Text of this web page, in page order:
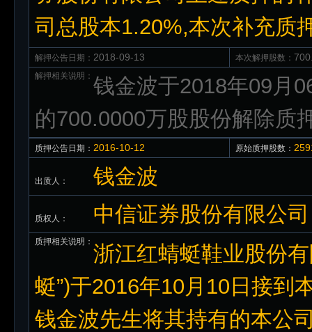
司总股本1.20%,本次补充质
解押公告日期： 2018-09-13 本次解押股数：
解押相关说明： 钱金波于2018年09月
的700.0000万股股份解除质
质押公告日期： 2016-10-12 原始质押股数：
出质人： 钱金波
质权人： 中信证券股份有限公司
质押相关说明： 浙江红蜻蜓鞋业股份
蜓”)于2016年10月10日接到
钱金波先生将其持有的本公